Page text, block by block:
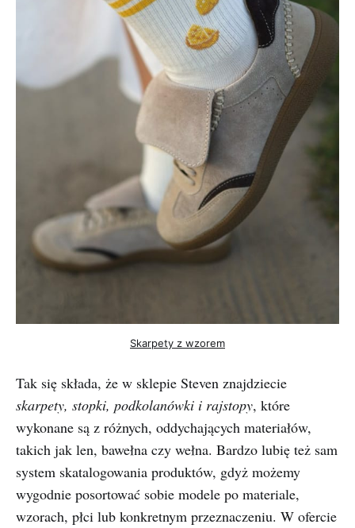
Skarpety z wzorem
Tak się składa, że w sklepie Steven znajdziecie
skarpety, stopki, podkolanówki i rajstopy, które
wykonane są z różnych, oddychających materiałów,
takich jak len, bawełna czy wełna. Bardzo lubię też sam
system skatalogowania produktów, gdyż możemy
wygodnie posortować sobie modele po materiale,
wzorach, płci lub konkretnym przeznaczeniu. W ofercie